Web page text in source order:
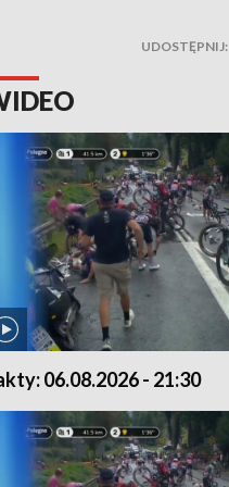
UDOSTĘPNIJ:
06.08.2026 - 21:30